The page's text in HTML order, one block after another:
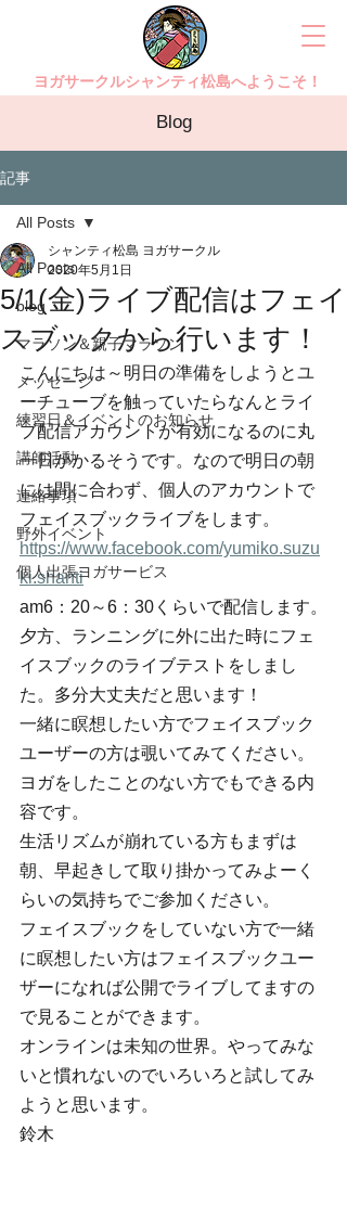
ヨガサークルシャンティ松島へようこそ！
Blog
記事
All Posts
blog
マラソン＆親子マラソン
メッセージ
練習日＆イベントのお知らせ
講師活動
連絡事項
野外イベント
個人出張ヨガサービス
All Posts
5/1(金)ライブ配信はフェイ
スブックから行います！
シャンティ松島 ヨガサークル
2020年5月1日
こんにちは～明日の準備をしようとユ
ーチューブを触っていたらなんとライ
ブ配信アカウントが有効になるのに丸
一日かかるそうです。なので明日の朝
には間に合わず、個人のアカウントで
フェイスブックライブをします。
https://www.facebook.com/yumiko.suzu
ki.shanti
am6：20～6：30くらいで配信します。
夕方、ランニングに外に出た時にフェ
イスブックのライブテストをしまし
た。多分大丈夫だと思います！
一緒に瞑想したい方でフェイスブック
ユーザーの方は覗いてみてください。
ヨガをしたことのない方でもできる内
容です。
生活リズムが崩れている方もまずは
朝、早起きして取り掛かってみよーく
らいの気持ちでご参加ください。
フェイスブックをしていない方で一緒
に瞑想したい方はフェイスブックユー
ザーになれば公開でライブしてますの
で見ることができます。
オンラインは未知の世界。やってみな
いと慣れないのでいろいろと試してみ
ようと思います。
鈴木